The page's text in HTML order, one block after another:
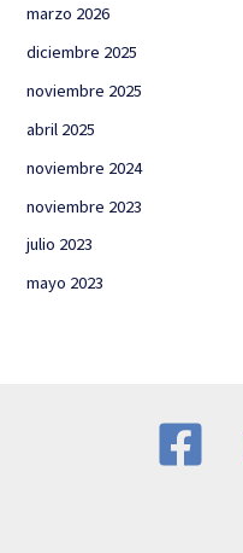
marzo 2026
diciembre 2025
noviembre 2025
abril 2025
noviembre 2024
noviembre 2023
julio 2023
mayo 2023